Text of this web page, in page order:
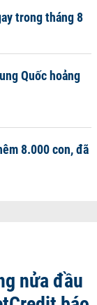
trong tháng 8
Quốc hoảng
8.000 con, đã
nửa đầu